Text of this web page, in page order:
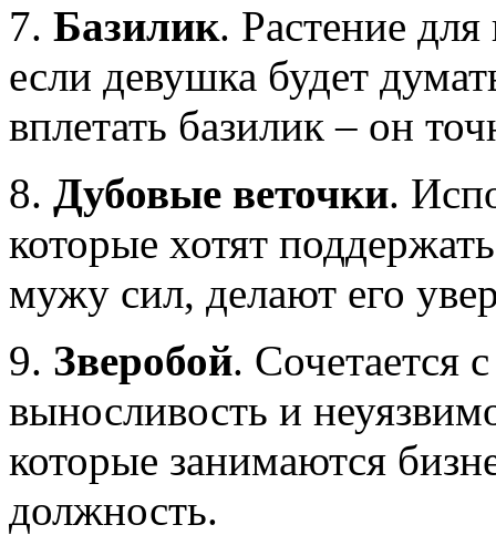
7. Базилик. Растение
если девушка будет
вплетать базилик – он
8. Дубовые веточки.
которые хотят
мужу сил, делают его
9. Зверобой. Сочетается
выносливость и
которые занимаются
должность.